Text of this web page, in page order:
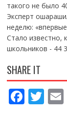
такого не было
Эксперт
неделю:
Стало известно,
школьников - 44
SHARE IT
F T